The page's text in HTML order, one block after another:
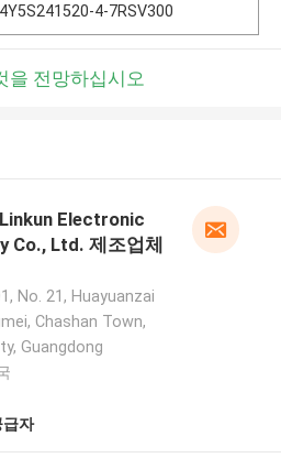
4-7RSV300
을 전망하십시오
Electronic
Co., Ltd. 제조업체
No. 21, Huayuanzai
Chashan Town,
Guangdong
급자